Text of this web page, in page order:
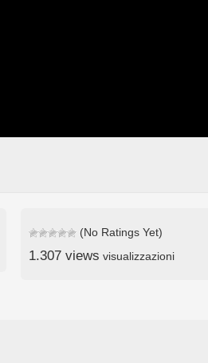
(No Ratings Yet)
1.307 views visualizzazioni